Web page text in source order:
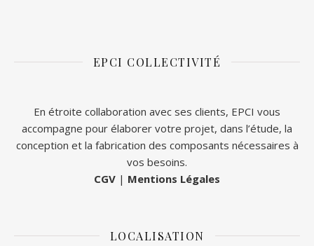
EPCI COLLECTIVITÉ
En étroite collaboration avec ses clients, EPCI vous
accompagne pour élaborer votre projet, dans l’étude, la
conception et la fabrication des composants nécessaires à
vos besoins.
CGV | Mentions Légales
LOCALISATION